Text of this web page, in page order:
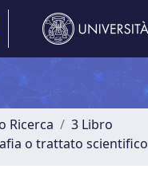
Ricerca
3 Libro
o trattato scientifico